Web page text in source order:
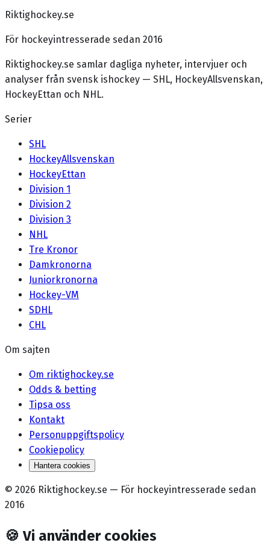
Riktighockey.se
För hockeyintresserade sedan 2016
Riktighockey.se samlar dagliga nyheter, intervjuer och
analyser från svensk ishockey — SHL, HockeyAllsvenskan,
HockeyEttan och NHL.
Serier
SHL
HockeyAllsvenskan
HockeyEttan
Division 1
Division 2
Division 3
NHL
Tre Kronor
Damkronorna
Juniorkronorna
Hockey-VM
SDHL
CHL
Om sajten
Om riktighockey.se
Odds & betting
Tipsa oss
Kontakt
Personuppgiftspolicy
Cookiepolicy
Hantera cookies
© 2026 Riktighockey.se — För hockeyintresserade sedan
2016
🍪 Vi använder cookies